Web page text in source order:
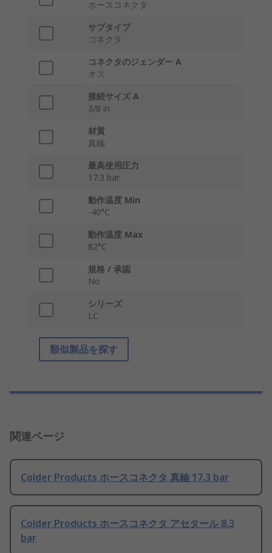
ホースコネクタ
サブタイプ
コネクタ
コネクタのジェンダー A
オス
接続サイズ A
3/8 in
材質
真鍮
最高使用圧力
17.3 bar
動作温度 Min
-40°C
動作温度 Max
82°C
規格 / 承認
No
シリーズ
LC
類似製品を探す
関連ページ
Colder Products ホースコネクタ 真鍮 17.3 bar
Colder Products ホースコネクタ アセタール 8.3
bar